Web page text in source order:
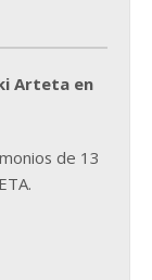
Arteta en
de 13